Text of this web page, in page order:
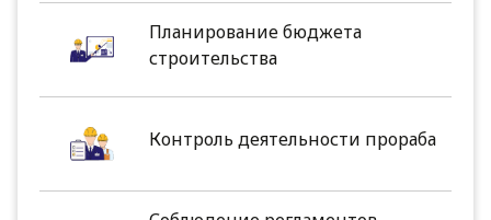
Планирование бюджета
строительства
Контроль деятельности прораба